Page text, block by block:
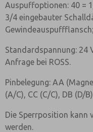
Auspuffoptionen: 40 =
3/4 eingebauter
Standardspannung: 24
Anfrage bei ROSS.
Pinbelegung: AA
(A/C), CC (C/C), DB (D/
Die Sperrposition kann
werden.